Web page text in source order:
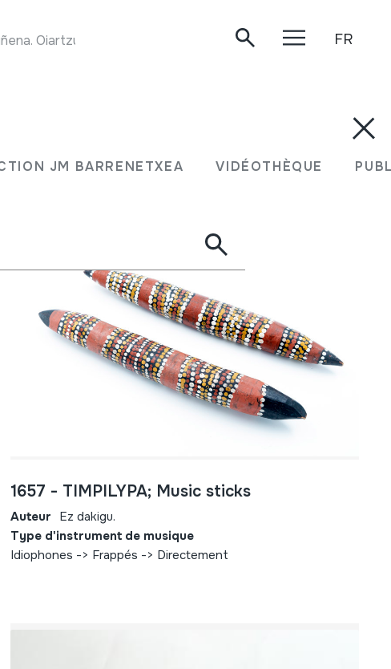
JM BARRENETXEA VIDÉOTHÈQUE
Oiartzun, 2019.
FR
1657 - TIMPILYPA; Music sticks
Auteur Ez dakigu.
Type d'instrument de musique
Idiophones -> Frappés -> Directement